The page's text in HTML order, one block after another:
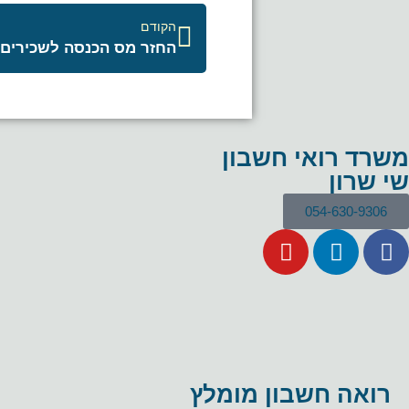
הקודם
החזר מס הכנסה לשכירים
משרד רואי חשבון
שי שרון
054-630-9306
רואה חשבון מומלץ